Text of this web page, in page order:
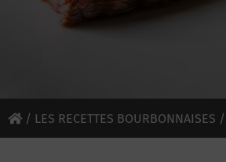
/ LES RECETTES BOURBONNAISES /